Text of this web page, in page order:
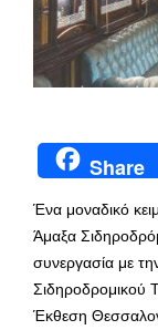
Share
Ένα μοναδικό
Άμαξα
συνεργασία με
Σιδηροδρομικού
Έκθεση